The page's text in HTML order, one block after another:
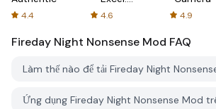
4.4
Spreadsheets
4.6 4.9
Fireday Night Nonsense Mod FAQ